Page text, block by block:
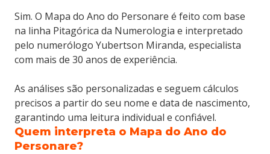
Sim. O Mapa do Ano do Personare é feito com base
na linha Pitagórica da Numerologia e interpretado
pelo numerólogo Yubertson Miranda, especialista
com mais de 30 anos de experiência.
As análises são personalizadas e seguem cálculos
precisos a partir do seu nome e data de nascimento,
garantindo uma leitura individual e confiável.
Quem interpreta o Mapa do Ano do
Personare?